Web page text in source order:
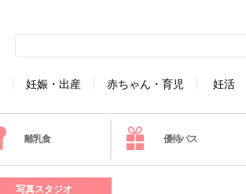
妊娠・出産 赤ちゃん・育児 妊活
離乳食 優待パス
写真スタジオ